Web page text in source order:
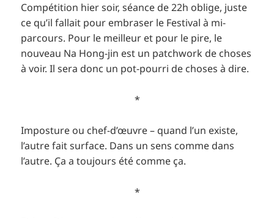
Compétition hier soir, séance de 22h oblige, juste
ce qu’il fallait pour embraser le Festival à mi-
parcours. Pour le meilleur et pour le pire, le
nouveau Na Hong-jin est un patchwork de choses
à voir. Il sera donc un pot-pourri de choses à dire.
*
Imposture ou chef-d’œuvre – quand l’un existe,
l’autre fait surface. Dans un sens comme dans
l’autre. Ça a toujours été comme ça.
*